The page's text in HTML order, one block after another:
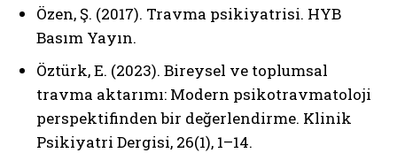
Özen, Ş. (2017). Travma psikiyatrisi. HYB
Basım Yayın.
Öztürk, E. (2023). Bireysel ve toplumsal
travma aktarımı: Modern psikotravmatoloji
perspektifinden bir değerlendirme. Klinik
Psikiyatri Dergisi, 26(1), 1–14.